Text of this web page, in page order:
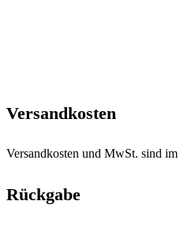
Versandkosten
Versandkosten und MwSt. sind
Rückgabe